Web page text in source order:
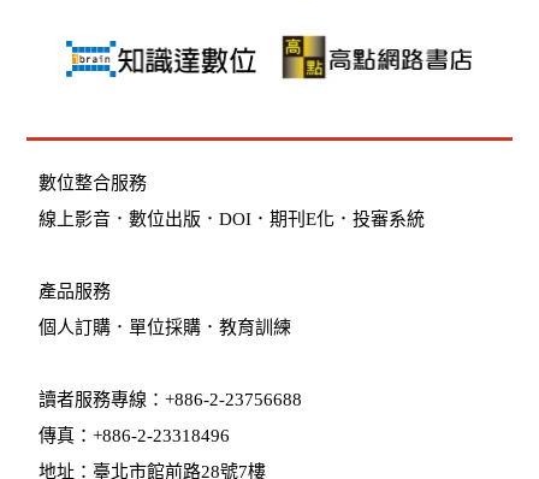
數位整合服務
線上影音 ．數位出版 ．DOI ．期刊E化 ．投審系統
產品服務
個人訂購 ． 單位採購 ．教育訓練
讀者服務專線：+886-2-23756688
傳真：+886-2-23318496
地址：臺北市館前路28號7樓